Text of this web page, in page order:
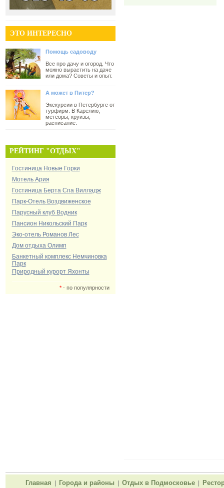
ЭТО ИНТЕРЕСНО
Помощь садоводу
Все про дачу и огород. Что
можно вырастить на даче
или дома? Советы и опыт.
А может в Питер?
Экскурсии в Петербурге от
турфирм. В Карелию,
метеоры, круизы,
расписание.
РЕЙТИНГ "ОТДЫХ"
Гостиница Новые Горки
Мотель Ария
Гостиница Берта Спа Вилладж
Парк-Отель Воздвиженское
Парусный клуб Водник
Пансион Никольский Парк
Эко-отель Романов Лес
Дом отдыха Олимп
Банкетный комплекс Немчиновка
Парк
Природный курорт Яхонты
*- по популярности
Главная Города и районы Отдых в Подмосковье